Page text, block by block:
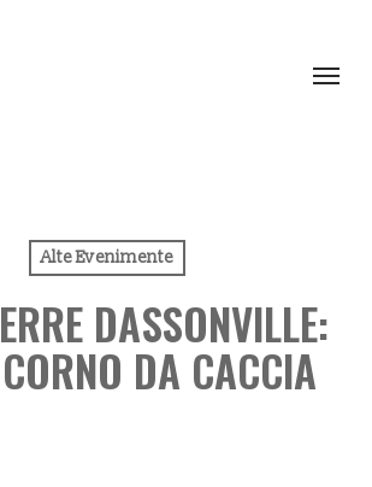
Menu
Alte Evenimente
DASSONVILLE:
DA CACCIA